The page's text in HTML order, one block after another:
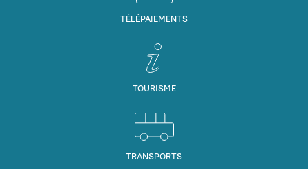
TÉLÉPAIEMENTS
TOURISME
TRANSPORTS